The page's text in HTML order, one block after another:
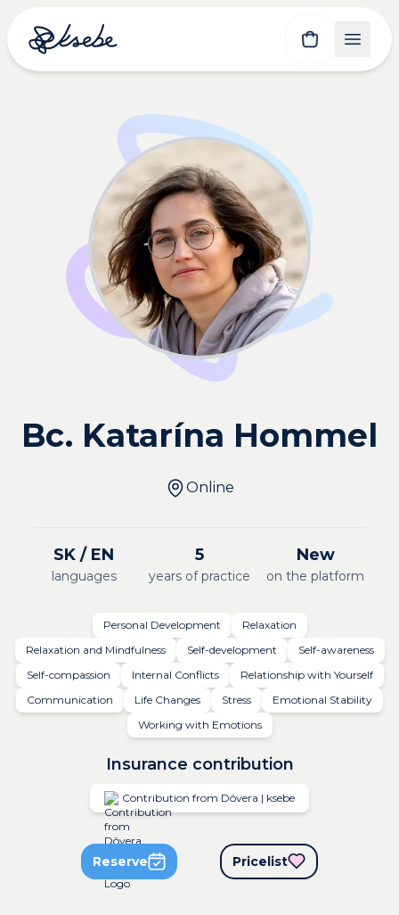
Bc. Katarína Hommel
Online
SK / EN
languages
5
years of practice
New
on the platform
Personal Development
Relaxation
Relaxation and Mindfulness
Self-development
Self-awareness
Self-compassion
Internal Conflicts
Relationship with Yourself
Communication
Life Changes Stress
Emotional Stability
Working with Emotions
Insurance contribution
Contribution from Dôvera | ksebe
Reserve Pricelist